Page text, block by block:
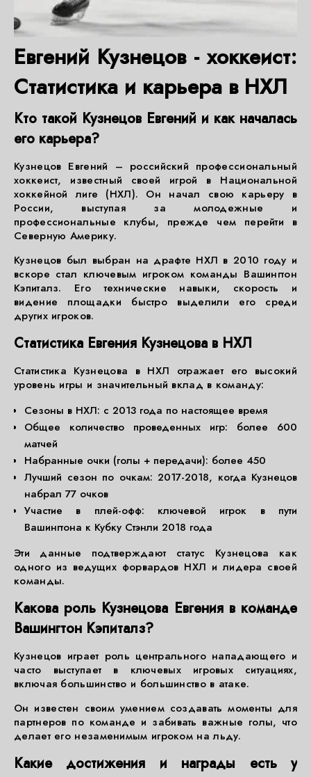
Евгений Кузнецов - хоккеист:
Статистика и карьера в НХЛ
Кто такой Кузнецов Евгений и как началась
его карьера?
Кузнецов Евгений – российский профессиональный
хоккеист, известный своей игрой в Национальной
хоккейной лиге (НХЛ). Он начал свою карьеру в
России, выступая за молодежные и
профессиональные клубы, прежде чем перейти в
Северную Америку.
Кузнецов был выбран на драфте НХЛ в 2010 году и
вскоре стал ключевым игроком команды Вашингтон
Кэпиталз. Его технические навыки, скорость и
видение площадки быстро выделили его среди
других игроков.
Статистика Евгения Кузнецова в НХЛ
Статистика Кузнецова в НХЛ отражает его высокий
уровень игры и значительный вклад в команду:
Сезоны в НХЛ: с 2013 года по настоящее время
Общее количество проведенных игр: более 600
матчей
Набранные очки (голы + передачи): более 450
Лучший сезон по очкам: 2017-2018, когда Кузнецов
набрал 77 очков
Участие в плей-офф: ключевой игрок в пути
Вашингтона к Кубку Стэнли 2018 года
Эти данные подтверждают статус Кузнецова как
одного из ведущих форвардов НХЛ и лидера своей
команды.
Какова роль Кузнецова Евгения в команде
Вашингтон Кэпиталз?
Кузнецов играет роль центрального нападающего и
часто выступает в ключевых игровых ситуациях,
включая большинство и большинство в атаке.
Он известен своим умением создавать моменты для
партнеров по команде и забивать важные голы, что
делает его незаменимым игроком на льду.
Какие достижения и награды есть у